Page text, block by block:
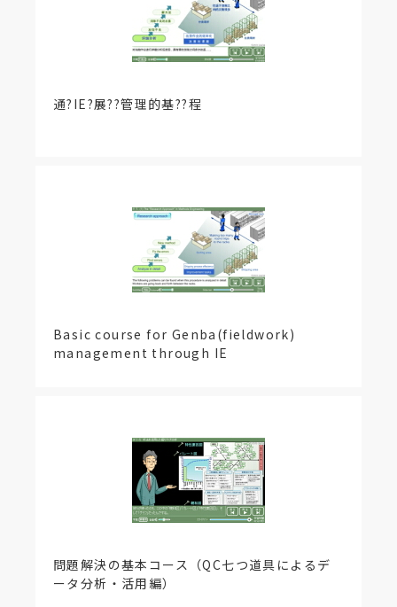
通?IE?展??管理的基??程
Basic course for Genba(fieldwork)
management through IE
問題解決の基本コース（QC七つ道具によるデ
ータ分析・活用編）